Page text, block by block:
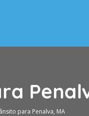
para Penalva, MA